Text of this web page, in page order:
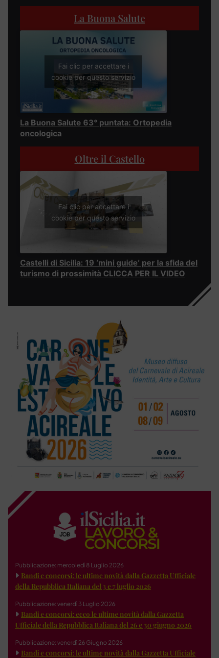
La Buona Salute
Fai clic per accettare i
cookie per questo servizio
La Buona Salute 63° puntata: Ortopedia
oncologica
Oltre il Castello
Fai clic per accettare i
cookie per questo servizio
Castelli di Sicilia: 19 ‘mini guide’ per la sfida del
turismo di prossimità CLICCA PER IL VIDEO
Pubblicazione: mercoledì 8 Luglio 2026
Bandi e concorsi: le ultime novità dalla Gazzetta Ufficiale
della Repubblica Italiana del 3 e 7 luglio 2026
Pubblicazione: venerdì 3 Luglio 2026
Bandi e concorsi: ecco le ultime novità dalla Gazzetta
Ufficiale della Repubblica Italiana del 26 e 30 giugno 2026
Pubblicazione: venerdì 26 Giugno 2026
Bandi e concorsi: le ultime novità dalla Gazzetta Ufficiale